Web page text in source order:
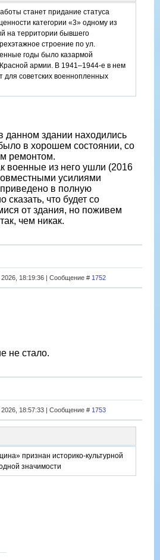
станет придание статуса
категории «3» одному из
на территории бывшего
строение по ул.
годы было казармой
армии. В 1941–1944-е в нем
для советских военнопленных
данном здании находились
в хорошем состоянии, со
ремонтом.
военные из него ушли (2016
усилиями
в полную
сказать, что будет со
от здания, но поживем
чем никак.
2026, 18:19:36 | Сообщение # 1752
не стало.
2026, 18:57:33 | Сообщение # 1753
признан историко-культурной
значимости